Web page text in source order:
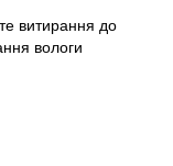
витирання до
вологи